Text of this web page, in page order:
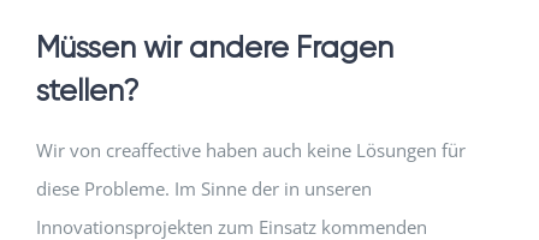
Müssen wir andere Fragen
stellen?
Wir von creaffective haben auch keine Lösungen für
diese Probleme. Im Sinne der in unseren
Innovationsprojekten zum Einsatz kommenden